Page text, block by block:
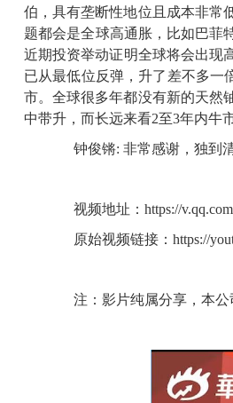
伯，具有垄断性地位且成本非常
题都会是全球高通胀，比如巴菲
近期投资举动证明全球将会出现
已从最低位反弹，升了差不多一
市。全球很多年都没有新的天然
中带升，而长远来看2至3年内牛
钟俊锵: 非常感谢，独到
视频地址： https://
原始视频链接： https://
注： 影片纯属分享，本